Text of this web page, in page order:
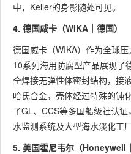
中，Keller的身影随处可见。
4. 德国威卡（WIKA｜德国）
德国威卡（WIKA）作为全球
10系列海用防腐型产品展现了
全焊接无弹性体密封结构，接
哈氏合金，壳体经过特殊的钝
了GL、CCS等多国船级社认
水监测系统及大型海水淡化工
5. 美国霍尼韦尔（Honeywell